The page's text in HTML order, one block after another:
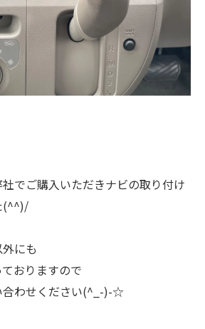
でご購入いただきナビの取り付け
(^^)/
にも
おりますので
合わせください(^_-)-☆